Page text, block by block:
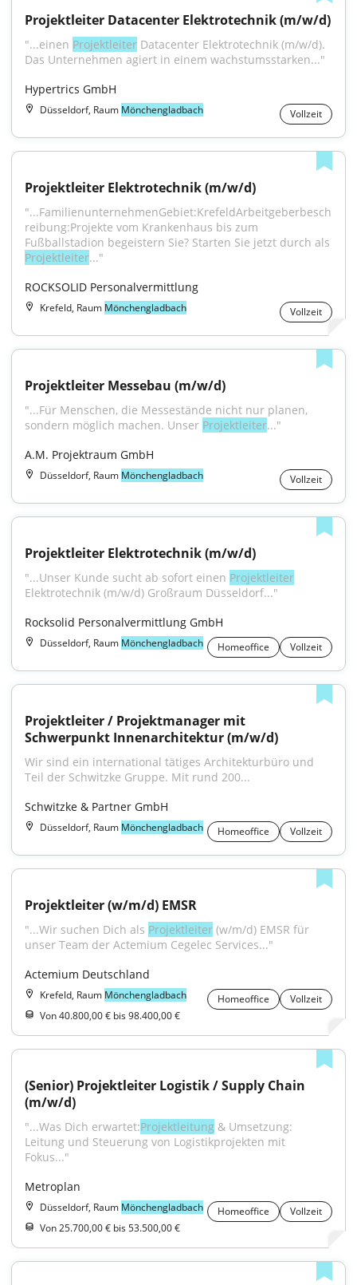
Projektleiter Datacenter Elektrotechnik (m/w/d)
"...einen Projektleiter Datacenter Elektrotechnik (m/w/d).
Das Unternehmen agiert in einem wachstumsstarken..."
Hypertrics GmbH
Düsseldorf, Raum Mönchengladbach Vollzeit
Projektleiter Elektrotechnik (m/w/d)
"...FamilienunternehmenGebiet:KrefeldArbeitgeberbesch
reibung:Projekte vom Krankenhaus bis zum
Projektleiter..."
ROCKSOLID Personalvermittlung
Krefeld, Raum Mönchengladbach Vollzeit
Projektleiter Messebau (m/w/d)
"...Für Menschen, die Messestände nicht nur planen,
sondern möglich machen. Unser Projektleiter..."
A.M. Projektraum GmbH
Düsseldorf, Raum Mönchengladbach Vollzeit
Projektleiter Elektrotechnik (m/w/d)
"...Unser Kunde sucht ab sofort einen Projektleiter
Elektrotechnik (m/w/d) Großraum Düsseldorf..."
Rocksolid Personalvermittlung GmbH
Düsseldorf, Raum Mönchengladbach Homeoffice Vollzeit
Projektleiter / Projektmanager mit
Schwerpunkt Innenarchitektur (m/w/d)
Wir sind ein international tätiges Architekturbüro und
Teil der Schwitzke Gruppe. Mit rund 200...
Schwitzke & Partner GmbH
Düsseldorf, Raum Mönchengladbach Homeoffice Vollzeit
Projektleiter (w/m/d) EMSR
"...Wir suchen Dich als Projektleiter (w/m/d) EMSR für
unser Team der Actemium Cegelec Services..."
Actemium Deutschland
Krefeld, Raum Mönchengladbach Homeoffice
Vollzeit
Von 40.800,00 € bis 98.400,00 €
(Senior) Projektleiter Logistik / Supply Chain
(m/w/d)
"...Was Dich erwartet:Projektleitung & Umsetzung:
Leitung und Steuerung von Logistikprojekten mit
Fokus..."
Metroplan
Düsseldorf, Raum Mönchengladbach Homeoffice
Vollzeit
Von 25.700,00 € bis 53.500,00 €